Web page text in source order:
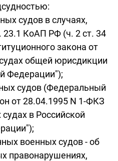
судов в случаях,
23.1 КоАП РФ (ч. 2 ст. 34
закона от
общей юрисдикции
Федерации");
судов (Федеральный
от 28.04.1995 N 1-ФКЗ
в Российской
военных судов - об
правонарушениях,